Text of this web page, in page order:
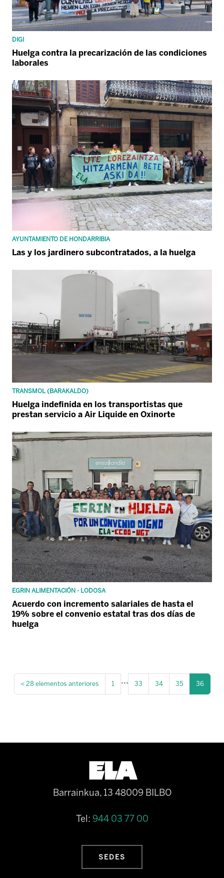
DIGI
Huelga contra la precarización de las condiciones
laborales
AYUNTAMIENTO DE HONDARRIBIA
Las y los jardinero subcontratados, a la huelga
TRANSMOL (BARAKALDO)
Huelga indefinida en los transportistas que
prestan servicio a Air Liquide en Oxinorte
EGRIN ALIMENTACIÓN - LODOSA
Acuerdo con incremento salariales de hasta el
19% sobre el convenio estatal tras dos días de
huelga
< 28 elementos anteriores 1 ... 33 34 35 36
Barrainkua, 13 48009 BILBO
Tel: 944 03 77 00
SEDES